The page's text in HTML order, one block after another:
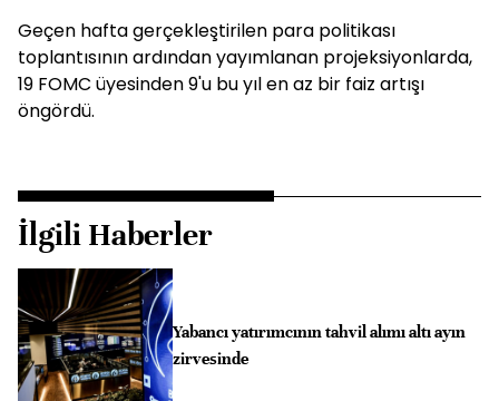
Geçen hafta gerçekleştirilen para politikası
toplantısının ardından yayımlanan projeksiyonlarda,
19 FOMC üyesinden 9'u bu yıl en az bir faiz artışı
öngördü.
İlgili Haberler
Yabancı yatırımcının tahvil alımı altı ayın
zirvesinde